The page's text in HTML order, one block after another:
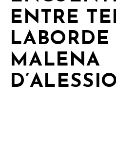
ENTRE
LABORDE
MALENA
D’ALESSIO